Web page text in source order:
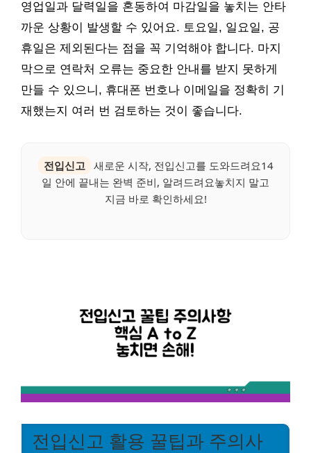
영업일과 달력일을 혼동하여 마감일을 놓치는 안타
까운 상황이 발생할 수 있어요. 토요일, 일요일, 공
휴일은 제외된다는 점을 꼭 기억해야 합니다. 마지
막으로 연락처 오류는 중요한 안내를 받지 못하게
만들 수 있으니, 휴대폰 번호나 이메일을 정확히 기
재했는지 여러 번 검토하는 것이 좋습니다.
전입신고
새로운 시작, 전입신고를 도와드려요14
일 안에 끝내는 완벽 준비, 알려드려요놓치지 말고
지금 바로 확인하세요!
전입신고 활용 꿀팁과 주의사